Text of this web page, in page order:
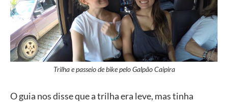
Trilha e passeio de bike pelo Galpão Caipira
O guia nos disse que a trilha era leve, mas tinha